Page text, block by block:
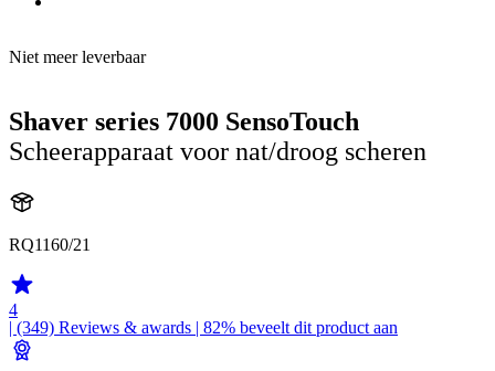
Niet meer leverbaar
Shaver series 7000 SensoTouch
Scheerapparaat voor nat/droog scheren
RQ1160/21
4
| (349) Reviews & awards | 82% beveelt dit product aan